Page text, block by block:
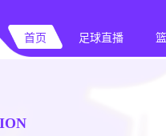
首页 足球直播